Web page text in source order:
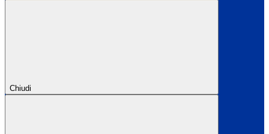
Chiudi